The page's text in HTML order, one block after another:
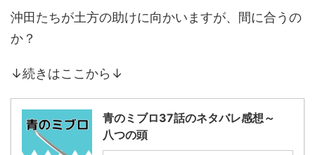
沖田たちが土方の助けに向かいますが、間に合うの
か？
↓続きはここから↓
青のミブロ37話のネタバレ感想～
八つの頭